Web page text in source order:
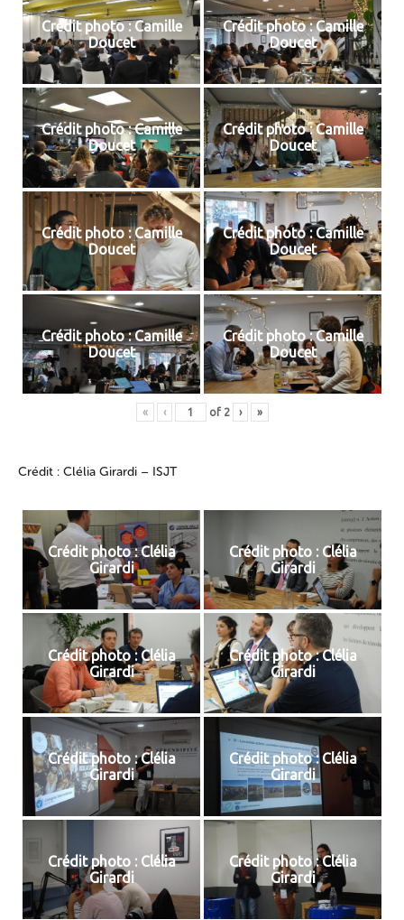
Crédit photo : Camille
Doucet
Crédit photo : Camille
Doucet
Crédit photo : Camille
Doucet
Crédit photo : Camille
Doucet
Crédit photo : Camille
Doucet
Crédit photo : Camille
Doucet
Crédit photo : Camille
Doucet
Crédit photo : Camille
Doucet
« ‹ of 2 › »
Crédit : Clélia Girardi – ISJT
Crédit photo : Clélia
Girardi
Crédit photo : Clélia
Girardi
Crédit photo : Clélia
Girardi
Crédit photo : Clélia
Girardi
Crédit photo : Clélia
Girardi
Crédit photo : Clélia
Girardi
Crédit photo : Clélia
Girardi
Crédit photo : Clélia
Girardi